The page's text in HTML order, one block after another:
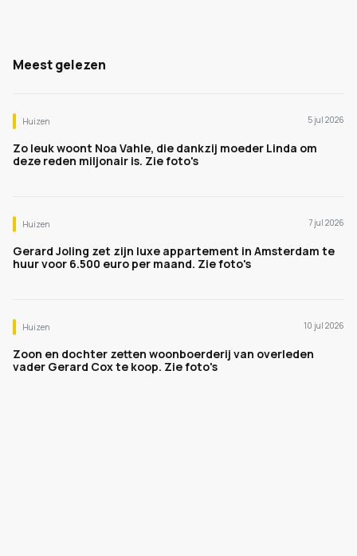
Meest gelezen
Huizen 5 jul 2026
Zo leuk woont Noa Vahle, die dankzij moeder Linda om
deze reden miljonair is. Zie foto's
Huizen 7 jul 2026
Gerard Joling zet zijn luxe appartement in Amsterdam te
huur voor 6.500 euro per maand. Zie foto's
Huizen 10 jul 2026
Zoon en dochter zetten woonboerderij van overleden
vader Gerard Cox te koop. Zie foto's